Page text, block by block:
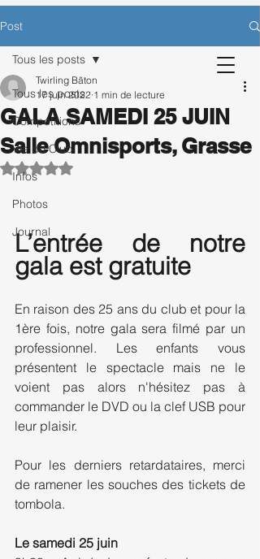
D’UNE SÉANCE D’ESSAI OFFERTE.
Inscription
Post
Tous les posts
Compétitions
Vie du Club
Infos
Photos
Journal
Tous les posts
GALA SAMEDI 25 JUIN
Salle Omnisports, Grasse
Twirling Bâton
17 juin 2022 1 min de lecture
Noté NaN étoiles sur 5.
L’entrée de notre
gala est gratuite
En raison des 25 ans du club et pour la
1ère fois, notre gala sera filmé par un
professionnel. Les enfants vous
présentent le spectacle mais ne le
voient pas alors n'hésitez pas à
commander le DVD ou la clef USB pour
leur plaisir.
Pour les derniers retardataires, merci
de ramener les souches des tickets de
tombola.
Le samedi 25 juin